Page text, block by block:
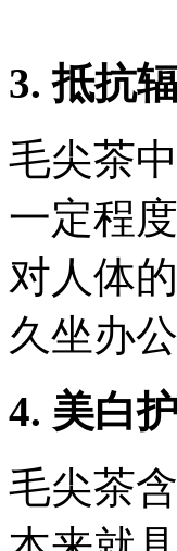
3. 抵抗
毛尖茶
一定程
对人体
久坐办
4. 美白
毛尖茶